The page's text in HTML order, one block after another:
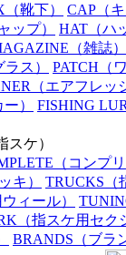
（靴下） CAP （
ップ） HAT （ハ
（雑誌）
ラス） PATCH （
（エアフレッ
） FISHING
スケ）
（コンプ
キ） TRUCKS
ィール）
（指スケ用セク
BRANDS （ブラ